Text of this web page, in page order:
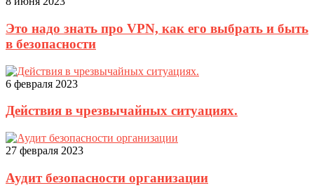
Это надо знать про VPN, как его выбрать и быть
в безопасности
6 февраля 2023
Действия в чрезвычайных ситуациях.
27 февраля 2023
Аудит безопасности организации